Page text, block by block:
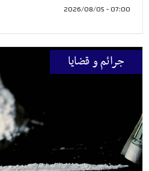
07:00 - 2026/08/05
جرائم و قضايا